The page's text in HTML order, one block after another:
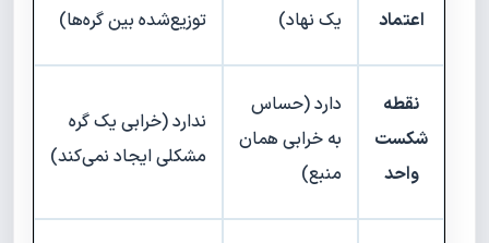
اعتماد
یک نهاد)
توزیع‌شده بین گره‌ها)
نقطه
شکست
واحد
دارد (حساس
به خرابی همان
منبع)
ندارد (خرابی یک گره
مشکلی ایجاد نمی‌کند)